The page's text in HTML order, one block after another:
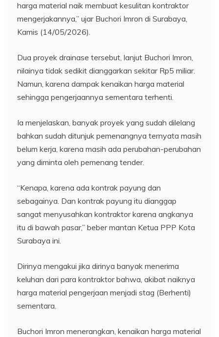
harga material naik membuat kesulitan kontraktor
mengerjakannya,” ujar Buchori Imron di Surabaya,
Kamis (14/05/2026).
Dua proyek drainase tersebut, lanjut Buchori Imron,
nilainya tidak sedikit dianggarkan sekitar Rp5 miliar.
Namun, karena dampak kenaikan harga material
sehingga pengerjaannya sementara terhenti.
Ia menjelaskan, banyak proyek yang sudah dilelang
bahkan sudah ditunjuk pemenangnya ternyata masih
belum kerja, karena masih ada perubahan-perubahan
yang diminta oleh pemenang tender.
“Kenapa, karena ada kontrak payung dan
sebagainya. Dan kontrak payung itu dianggap
sangat menyusahkan kontraktor karena angkanya
itu di bawah pasar,” beber mantan Ketua PPP Kota
Surabaya ini.
Dirinya mengakui jika dirinya banyak menerima
keluhan dari para kontraktor bahwa, akibat naiknya
harga material pengerjaan menjadi stag (Berhenti)
sementara.
Buchori Imron menerangkan, kenaikan harga material